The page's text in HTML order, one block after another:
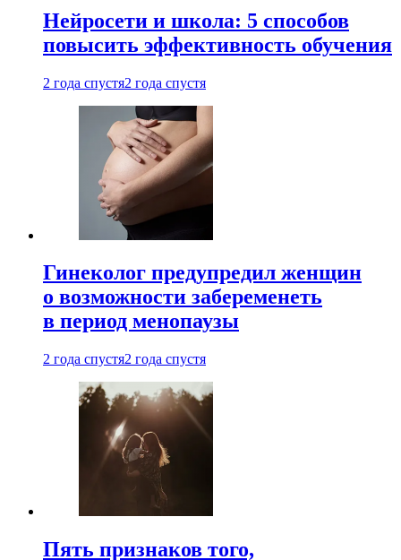
Нейросети и школа: 5 способов
повысить эффективность обучения
2 года спустя2 года спустя
Гинеколог предупредил женщин
о возможности забеременеть
в период менопаузы
2 года спустя2 года спустя
Пять признаков того,